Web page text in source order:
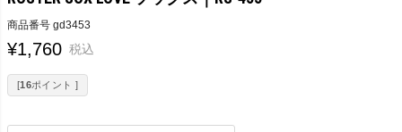
商品番号 gd3453
¥1,760 税込
[16ポイント ]